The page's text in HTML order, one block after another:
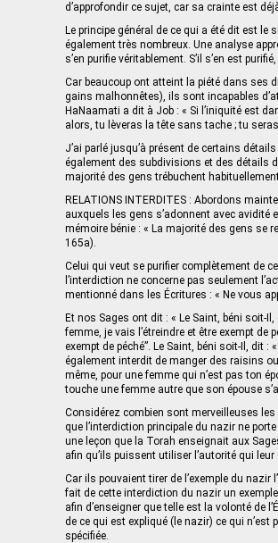
d’approfondir ce sujet, car sa crainte est
Le principe général de ce qui a été dit est
également très nombreux. Une analyse
s’en purifie véritablement. S’il s’en est
Car beaucoup ont atteint la piété dans ses
gains malhonnêtes), ils sont incapables
HaNaamati a dit à Job : « Si l’iniquité est
alors, tu lèveras la tête sans tache ; tu
J’ai parlé jusqu’à présent de certains
également des subdivisions et des détails
majorité des gens trébuchent
RELATIONS INTERDITES : Abordons
auxquels les gens s’adonnent avec avidité
mémoire bénie : « La majorité des gens se
165a).
Celui qui veut se purifier complètement de
l’interdiction ne concerne pas seulement
mentionné dans les Écritures : « Ne vous
Et nos Sages ont dit : « Le Saint, béni soit-
femme, je vais l’étreindre et être exempt de
exempt de péché”. Le Saint, béni soit-Il, dit
également interdit de manger des raisins
même, pour une femme qui n’est pas ton
touche une femme autre que son épouse
Considérez combien sont merveilleuses
que l’interdiction principale du nazir ne
une leçon que la Torah enseignait aux
afin qu’ils puissent utiliser l’autorité qui
Car ils pouvaient tirer de l’exemple du nazir
fait de cette interdiction du nazir un
afin d’enseigner que telle est la volonté de
de ce qui est expliqué (le nazir) ce qui n’est
spécifiée.